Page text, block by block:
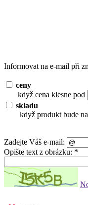
Informovat na e-mail při
ceny
když cena klesne pod
skladu
když produkt bude
Zadejte Váš e-mail:
Opište text z obrázku: *